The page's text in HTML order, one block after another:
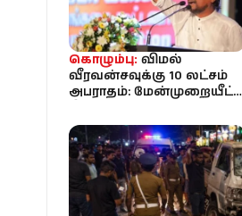
கொழும்பு: விமல்
வீரவன்சவுக்கு 10 லட்சம்
அபராதம்: மேன்முறையீட்டு
த...